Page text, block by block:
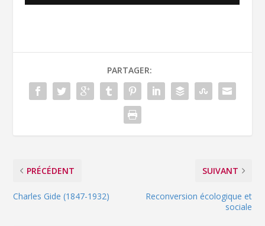
PARTAGER:
PRÉCÉDENT
Charles Gide (1847-1932)
SUIVANT
Reconversion écologique et
sociale